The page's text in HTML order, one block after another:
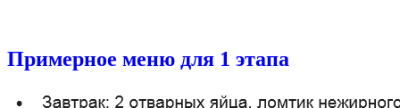
Примерное меню для 1 этапа